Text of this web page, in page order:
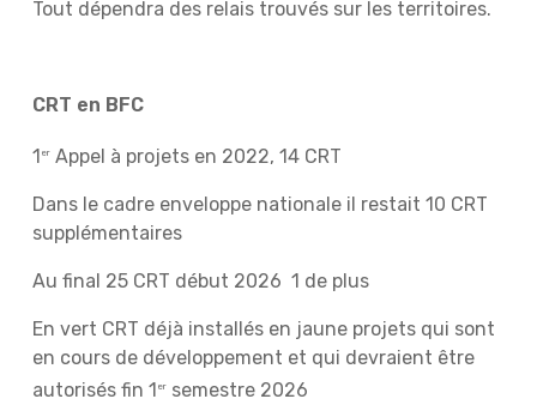
Tout dépendra des relais trouvés sur les territoires.
CRT en BFC
1 erAppel à projets en 2022, 14 CRT
Dans le cadre enveloppe nationale il restait 10 CRT
supplémentaires
Au final 25 CRT début 2026 1 de plus
En vert CRT déjà installés en jaune projets qui sont
en cours de développement et qui devraient être
autorisés fin 1 ersemestre 2026